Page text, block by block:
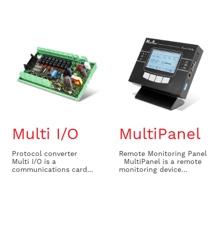
Multi I/O
Protocol converter
Multi I/O is a
communications card...
MultiPanel
Remote Monitoring Panel
MultiPanel is a remote
monitoring device...